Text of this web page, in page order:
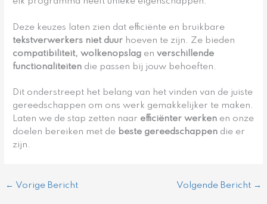
Deze keuzes laten zien dat efficiënte en bruikbare
tekstverwerkers niet duur hoeven te zijn. Ze bieden
compatibiliteit, wolkenopslag enverschillende
functionaliteiten die passen bij jouw behoeften.
Dit onderstreept het belang van het vinden van de juiste
gereedschappen om ons werk gemakkelijker te maken.
Laten we de stap zetten naar efficiënter werken en onze
doelen bereiken met de beste gereedschappen die er
zijn.
← Vorige Bericht Volgende Bericht →